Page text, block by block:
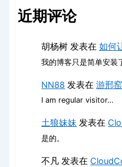
近期评论
胡杨树 发表在如何
我的博客只是简单安装
NN88 发表在游邢
I am regular visitor…
土狼妹妹 发表在
是的。
不凡 发表在